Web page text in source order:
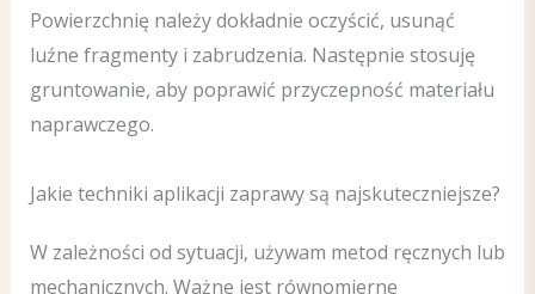
Powierzchnię należy dokładnie oczyścić, usunąć
luźne fragmenty i zabrudzenia. Następnie stosuję
gruntowanie, aby poprawić przyczepność materiału
naprawczego.
Jakie techniki aplikacji zaprawy są najskuteczniejsze?
W zależności od sytuacji, używam metod ręcznych lub
mechanicznych. Ważne jest równomierne